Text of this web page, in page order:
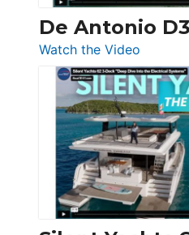
De Antonio
Watch the Video
De
Antonio
D32
Open